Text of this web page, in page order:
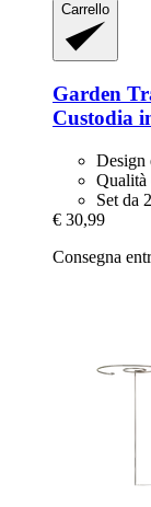
Carrello
Garden
Custodia
Design
Qualità
Set da
€ 30,99
Consegna